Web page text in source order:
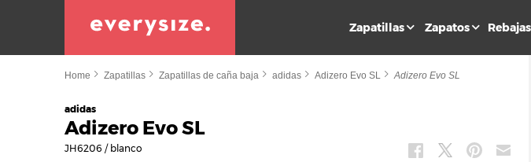
Zapatillas Zapatos Rebajas
Home Zapatillas Zapatillas de caña baja adidas Adizero Evo SL Adizero Evo SL
adidas
Adizero Evo SL
JH6206 / blanco